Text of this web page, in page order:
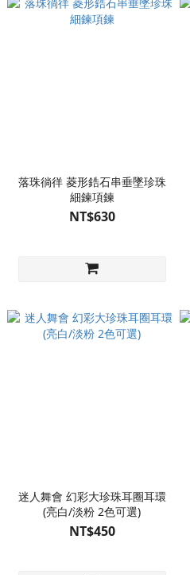
落珠徜徉 菱形鋯石串垂墜珍珠
細鍊項鍊
NT$630
迷人舞會 幻彩大珍珠耳圈耳環
(亮白/淡粉 2色可選)
NT$450